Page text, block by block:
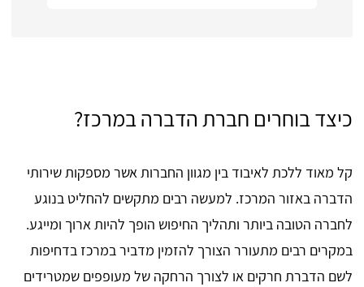
כיצד בוחרים חברת הדברה במרכז?
קל מאוד ללכת לאיבוד בין מגוון החברות אשר מספקות שירותי
הדברה באזור המרכז. למעשה רבים מתקשים להחליט בנוגע
לחברה הטובה ביותר ותהליך החיפוש הופך להיות ארוך ומייגע.
במקרים רבים מתעורר הצורך להזמין מדביר במרכז בדחיפות
לשם הדברת חרקים או לצורך הרחקה של מעופפים שמטרידים